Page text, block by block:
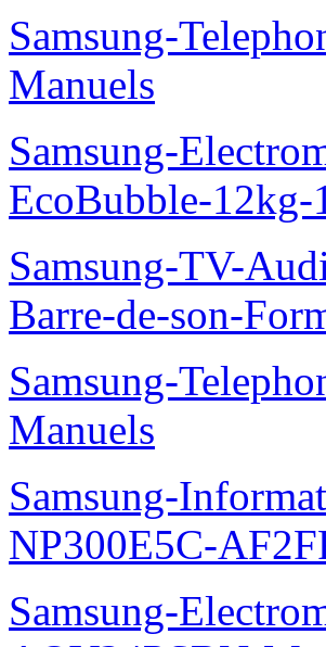
Samsung-
Manuels
Samsung-
EcoBubble-
Samsung-TV-
Barre-de-son-
Samsung-
Manuels
Samsung-
NP300E5C-
Samsung-